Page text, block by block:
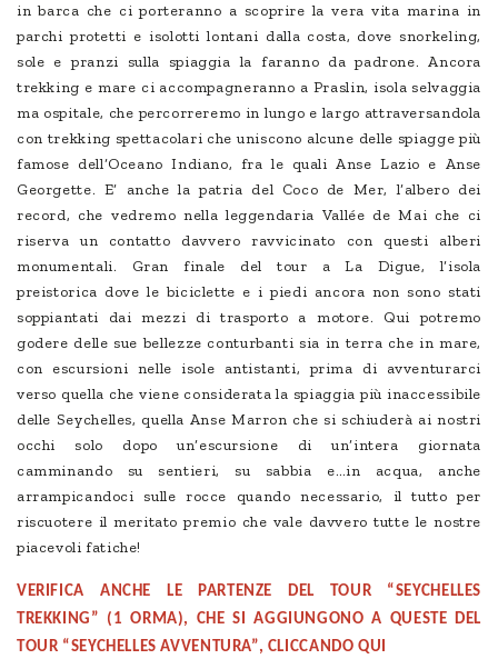
in barca che ci porteranno a scoprire la vera vita marina in
parchi protetti e isolotti lontani dalla costa, dove snorkeling,
sole e pranzi sulla spiaggia la faranno da padrone. Ancora
trekking e mare ci accompagneranno a Praslin, isola selvaggia
ma ospitale, che percorreremo in lungo e largo attraversandola
con trekking spettacolari che uniscono alcune delle spiagge più
famose dell’Oceano Indiano, fra le quali Anse Lazio e Anse
Georgette. E’ anche la patria del Coco de Mer, l’albero dei
record, che vedremo nella leggendaria Vallée de Mai che ci
riserva un contatto davvero ravvicinato con questi alberi
monumentali. Gran finale del tour a La Digue, l’isola
preistorica dove le biciclette e i piedi ancora non sono stati
soppiantati dai mezzi di trasporto a motore. Qui potremo
godere delle sue bellezze conturbanti sia in terra che in mare,
con escursioni nelle isole antistanti, prima di avventurarci
verso quella che viene considerata la spiaggia più inaccessibile
delle Seychelles, quella Anse Marron che si schiuderà ai nostri
occhi solo dopo un’escursione di un’intera giornata
camminando su sentieri, su sabbia e…in acqua, anche
arrampicandoci sulle rocce quando necessario, il tutto per
riscuotere il meritato premio che vale davvero tutte le nostre
piacevoli fatiche!
VERIFICA ANCHE LE PARTENZE DEL TOUR “SEYCHELLES
TREKKING” (1 ORMA), CHE SI AGGIUNGONO A QUESTE DEL
TOUR “SEYCHELLES AVVENTURA”, CLICCANDO QUI